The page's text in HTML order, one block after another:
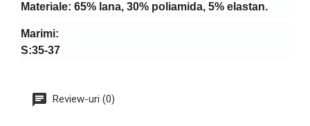
Materiale: 65% lana, 30% poliamida, 5% elastan.
Marimi:
S:35-37
Review-uri (0)